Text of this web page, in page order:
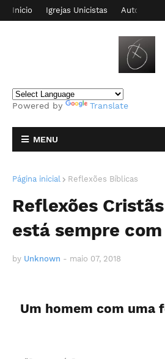
Inicio Igrejas Unicistas Autor do
Powered by Translate
MENU
Página inicial Reflexões Bíblicas
Reflexões
está sempre
by Unknown - maio 07, 2018
Um homem com uma